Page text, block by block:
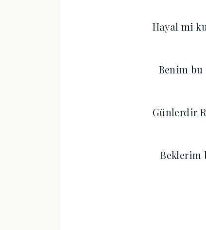
Hayal mi
Benim bu
Günlerdir
Beklerim